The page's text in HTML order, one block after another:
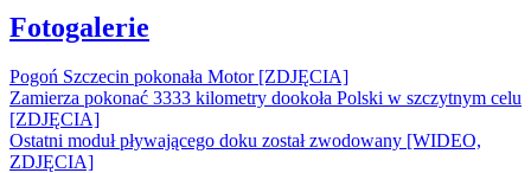
Fotogalerie
Pogoń Szczecin pokonała Motor [ZDJĘCIA]
Zamierza pokonać 3333 kilometry dookoła Polski w szczytnym celu
[ZDJĘCIA]
Ostatni moduł pływającego doku został zwodowany [WIDEO,
ZDJĘCIA]